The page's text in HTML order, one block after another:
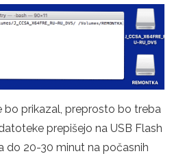
bo prikazal, preprosto bo treba
prepišejo na USB Flash
do 20-30 minut na počasnih